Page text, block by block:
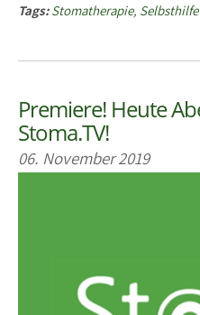
Tags:Stomatherapie,
Premiere! Heute
Stoma.TV!
06. November 2019